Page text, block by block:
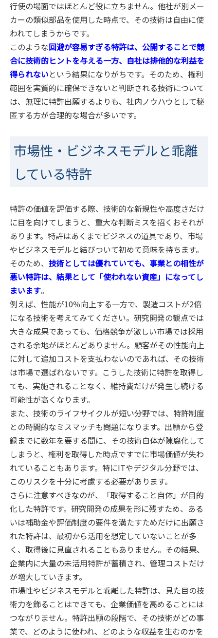
行使の場面ではほとんど役に立ちません。他社が別メー
カーの類似部品を使用した時点で、その技術は自由に使
われてしまうからです。
このような回避が容易すぎる特許は、公開することで競
合に技術的ヒントを与える一方、自社は排他的な利益を
得られないという結果になりがちです。そのため、権利
範囲を実質的に確保できないと判断される技術について
は、無理に特許出願するよりも、社内ノウハウとして秘
匿する方が合理的な場合が多いです。
市場性・ビジネスモデルと乖離
している特許
特許の価値を評価する際、技術的な新規性や高度さだけ
に目を向けてしまうと、重大な判断ミスを招くおそれが
あります。特許はあくまでビジネスの道具であり、市場
やビジネスモデルと結びついて初めて意味を持ちます。
そのため、 技術としては優れていても、事業との相性が
悪い特許は、結果として「使われない資産」になってし
まいます。
例えば、性能が10％向上する一方で、製造コストが2倍
になる技術を考えてみてください。研究開発の観点では
大きな成果であっても、価格競争が激しい市場では採用
される余地がほとんどありません。顧客がその性能向上
に対して追加コストを支払わないのであれば、その技術
は市場で選ばれないです。こうした技術に特許を取得し
ても、実施されることなく、維持費だけが発生し続ける
可能性が高くなります。
また、技術のライフサイクルが短い分野では、特許制度
との時間的なミスマッチも問題になります。出願から登
録までに数年を要する間に、その技術自体が陳腐化して
しまうと、権利を取得した時点ですでに市場価値が失わ
れていることもあります。特にITやデジタル分野では、
このリスクを十分に考慮する必要があります。
さらに注意すべきなのが、「取得すること自体」が目的
化した特許です。研究開発の成果を形に残すため、ある
いは補助金や評価制度の要件を満たすためだけに出願さ
れた特許は、最初から活用を想定していないことが多
く、取得後に見直されることもありません。その結果、
企業内に大量の未活用特許が蓄積され、管理コストだけ
が増大していきます。
市場性やビジネスモデルと乖離した特許は、見た目の技
術力を飾ることはできても、企業価値を高めることには
つながりません。特許出願の段階で、その技術がどの事
業で、どのように使われ、どのような収益を生むのかを